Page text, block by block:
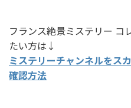
フランス絶景ミステリー コ
たい方は↓
ミステリーチャンネルをス
確認方法